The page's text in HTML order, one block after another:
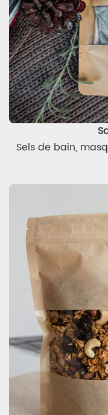
Sels de bain,